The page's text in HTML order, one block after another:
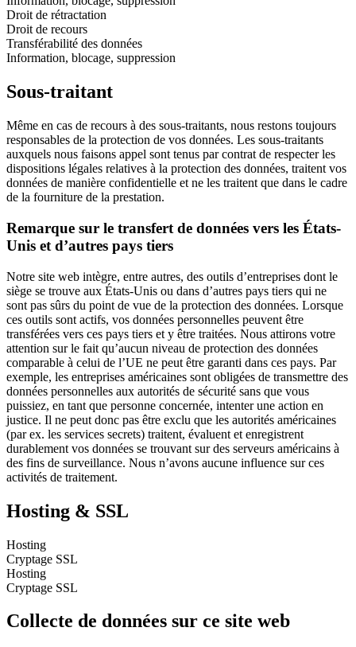
Droit de rétractation
Droit de recours
Transférabilité des données
Information, blocage, suppression
Sous-traitant
Même en cas de recours à des sous-traitants, nous restons toujours
responsables de la protection de vos données. Les sous-traitants
auxquels nous faisons appel sont tenus par contrat de respecter les
dispositions légales relatives à la protection des données, traitent vos
données de manière confidentielle et ne les traitent que dans le cadre
de la fourniture de la prestation.
Remarque sur le transfert de données vers les États-
Unis et d’autres pays tiers
Notre site web intègre, entre autres, des outils d’entreprises dont le
siège se trouve aux États-Unis ou dans d’autres pays tiers qui ne
sont pas sûrs du point de vue de la protection des données. Lorsque
ces outils sont actifs, vos données personnelles peuvent être
transférées vers ces pays tiers et y être traitées. Nous attirons votre
attention sur le fait qu’aucun niveau de protection des données
comparable à celui de l’UE ne peut être garanti dans ces pays. Par
exemple, les entreprises américaines sont obligées de transmettre des
données personnelles aux autorités de sécurité sans que vous
puissiez, en tant que personne concernée, intenter une action en
justice. Il ne peut donc pas être exclu que les autorités américaines
(par ex. les services secrets) traitent, évaluent et enregistrent
durablement vos données se trouvant sur des serveurs américains à
des fins de surveillance. Nous n’avons aucune influence sur ces
activités de traitement.
Hosting & SSL
Hosting
Cryptage SSL
Hosting
Cryptage SSL
Collecte de données sur ce site web